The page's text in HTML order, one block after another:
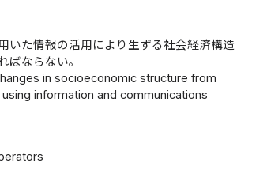
いた情報の活用により生ずる社会経済構造
ならない。
in socioeconomic structure from
information and communications